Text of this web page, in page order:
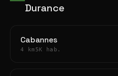
Durance
Cabannes
4 km 5K hab.